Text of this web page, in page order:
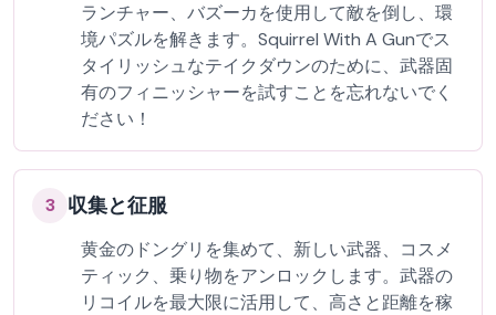
ランチャー、バズーカを使用して敵を倒し、環
境パズルを解きます。Squirrel With A Gunでス
タイリッシュなテイクダウンのために、武器固
有のフィニッシャーを試すことを忘れないでく
ださい！
3 収集と征服
黄金のドングリを集めて、新しい武器、コスメ
ティック、乗り物をアンロックします。武器の
リコイルを最大限に活用して、高さと距離を稼